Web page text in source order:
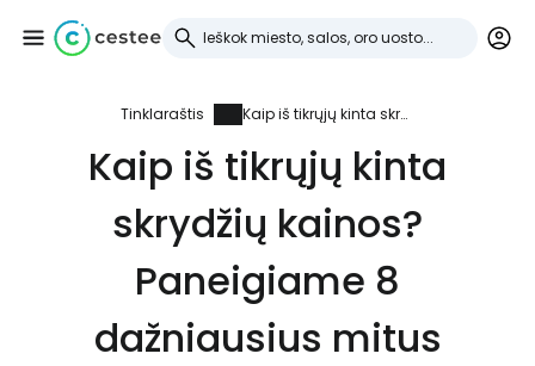
Tinklaraštis Kaip iš tikrųjų kinta skrydžių kainos? Paneigiame 8 dažniausius mitus
Kaip iš tikrųjų kinta
skrydžių kainos?
Paneigiame 8
dažniausius mitus
Prisijunkite prie
Cestee
... pasaulinė kelionių bendruomenė
Tęsti su Google